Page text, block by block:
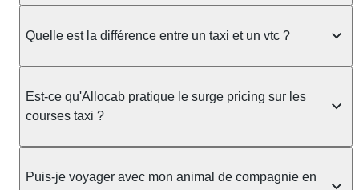
taxi berline accueille en général jusqu'à 3 bagages
ou nombreux, précisez-le dans le champ "Message
au chauffeur" lors de la réservation. Le prix n'est
pas impacté par le nombre de bagages.
Quelle est la différence entre un taxi et un vtc ?
prendre en charge directement dans la rue, à une
station ou sur réservation, avec un tarif au
réservation et propose un prix fixe annoncé à
l'avance. Chez Allocab, réservez facilement votre
Est-ce qu'Allocab pratique le surge pricing sur les
courses taxi ?
réglementation préfectorale et suit un barème
Puis-je voyager avec mon animal de compagnie en